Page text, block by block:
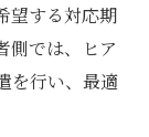
望する対応期
側では、ヒア
を行い、最適